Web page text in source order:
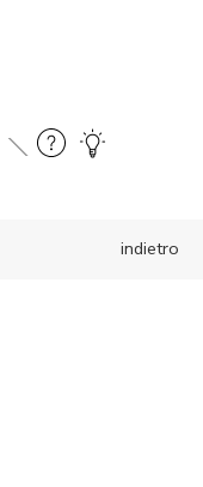
indietro